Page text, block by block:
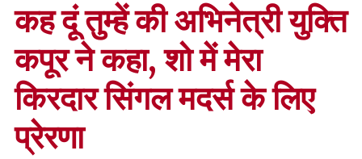
कह दूं तुम्हें की अभिनेत्री युक्ति
कपूर ने कहा, शो में मेरा
किरदार सिंगल मदर्स के लिए
प्रेरणा